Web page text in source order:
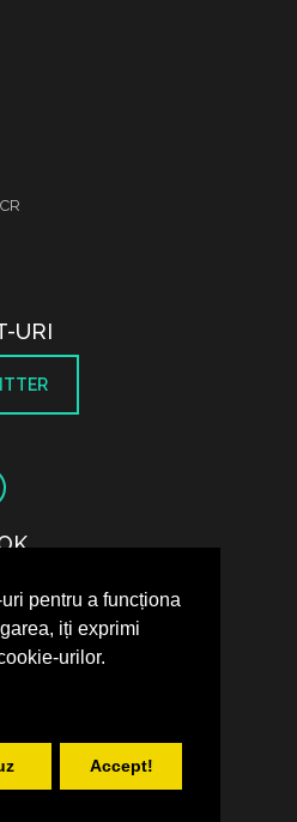
pentru a funcționa
iți exprimi
urilor.
Accept!
URI